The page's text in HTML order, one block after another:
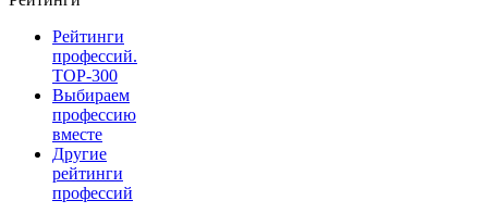
Рейтинги
профессий.
TOP-300
Выбираем
профессию
вместе
Другие
рейтинги
профессий